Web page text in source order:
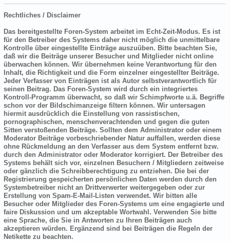
Rechtliches / Disclaimer
Das bereitgestellte Foren-System arbeitet im Echt-Zeit-Modus. Es ist
für den Betreiber des Systems daher nicht möglich die unmittelbare
Kontrolle über eingestellte Einträge auszuüben. Bitte beachten Sie,
daß wir die Beiträge unserer Besucher und Mitglieder nicht online
überwachen können. Wir übernehmen keine Verantwortung für den
Inhalt, die Richtigkeit und die Form einzelner eingestellter Beiträge.
Jeder Verfasser von Einträgen ist als Autor selbstverantwortlich für
seinen Beitrag. Das Foren-System wird durch ein integriertes
Kontroll-Programm überwacht, so daß wir Schimpfworte u.ä. Begriffe
schon vor der Bildschimanzeige filtern können. Wir untersagen
hiermit ausdrücklich die Einstellung von rassistischen,
pornographischen, menschenverachtenden und gegen die guten
Sitten verstoßenden Beiträge. Sollten dem Administrator oder einem
Moderator Beiträge vorbeschriebender Natur auffallen, werden diese
ohne Rückmeldung an den Verfasser aus dem System entfernt bzw.
durch den Administrator oder Moderator korrigiert. Der Betreiber des
Systems behält sich vor, einzelnen Besuchern / Mitgliedern zeitweise
oder gänzlich die Schreibberechtigung zu entziehen. Die bei der
Registrierung gespeicherten persönlichen Daten werden durch den
Systembetreiber nicht an Drittverwerter weitergegeben oder zur
Erstellung von Spam-E-Mail-Listen verwendet. Wir bitten alle
Besucher oder Mitglieder des Foren-Systems um eine engagierte und
faire Diskussion und um akzeptable Wortwahl. Verwenden Sie bitte
eine Sprache, die Sie in Antworten zu Ihren Beiträgen auch
akzeptieren würden. Ergänzend sind bei Beiträgen die Regeln der
Netikette zu beachten.